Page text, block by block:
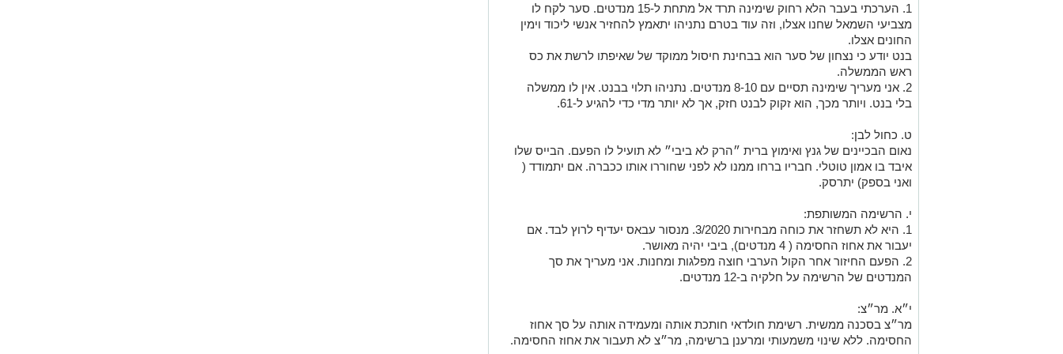
1. הערכתי בעבר הלא רחוק שימינה תרד אל מתחת ל-15 מנדטים. סער לקח לו
מצביעי השמאל שחנו אצלו, וזה עוד בטרם נתניהו יתאמץ להחזיר אנשי ליכוד וימין
החונים אצלו.
בנט יודע כי נצחון של סער הוא בבחינת חיסול ממוקד של שאיפתו לרשת את כס
ראש הממשלה.
2. אני מעריך שימינה תסיים עם 8-10 מנדטים. נתניהו תלוי בבנט. אין לו ממשלה
בלי בנט. ויותר מכך, הוא זקוק לבנט חזק, אך לא יותר מדי כדי להגיע ל-61.
ט. כחול לבן:
נאום הבכיינים של גנץ ואימוץ ברית ״הרק לא ביבי״ לא תועיל לו הפעם. הבייס שלו
איבד בו אמון טוטלי. חבריו ברחו ממנו לא לפני שחוררו אותו ככברה. אם יתמודד (
ואני בספק) יתרסק.
י. הרשימה המשותפת:
1. היא לא תשחזר את כוחה מבחירות 3/2020. מנסור עבאס יעדיף לרוץ לבד. אם
יעבור את אחוז החסימה ( 4 מנדטים), ביבי יהיה מאושר.
2. הפעם החיזור אחר הקול הערבי חוצה מפלגות ומחנות. אני מעריך את סך
המנדטים של הרשימה על חלקיה ב-12 מנדטים.
י״א. מר״צ:
מר״צ בסכנה ממשית. רשימת חולדאי חותכת אותה ומעמידה אותה על סך אחוז
החסימה. ללא שינוי משמעותי ומרענן ברשימה, מר״צ לא תעבור את אחוז החסימה.